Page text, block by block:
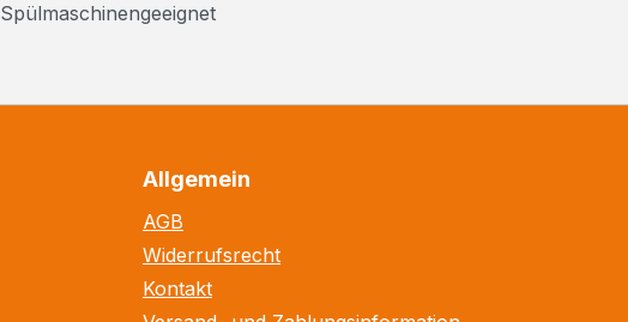
Spülmaschinengeeignet
Allgemein
AGB
Widerrufsrecht
Kontakt